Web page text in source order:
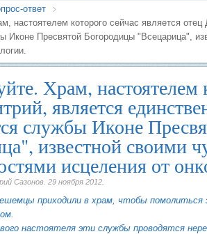
ответ
настоятелем которого сейчас является
Иконе Пресвятой Богородицы "Всецарица",
Храм, настоятелем
является
службы Иконе
известной своими
исцеления от
Сазонов. 29 ноября 2012
приходили в храм, чтобы помолиться
настоятеля эти службы проводятся